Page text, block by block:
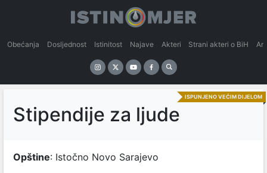
Obećanja Dosljednost Istinitost Najave Akteri Strani akteri o BiH
ISPUNJENO VEĆIM DIJELOM
Stipendije za ljude
Opštine: Istočno Novo Sarajevo